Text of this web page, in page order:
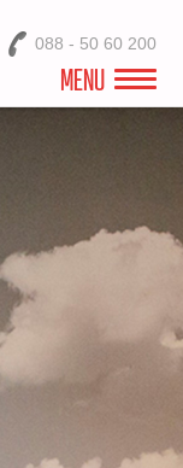
088 - 50 60 200
MENU